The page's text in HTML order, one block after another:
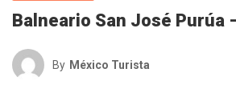
Balneario San José Purúa
By México Turista